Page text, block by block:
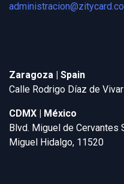
Zaragoza | Spain
Calle Rodrigo Díaz de
CDMX | México
Blvd. Miguel de Cervantes
Miguel Hidalgo, 11520